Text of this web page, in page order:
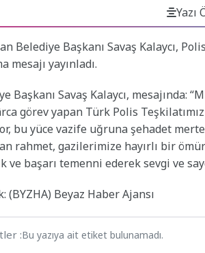
Yazı
Belediye Başkanı Savaş Kalaycı,
mesajı yayınladı.
Başkanı Savaş Kalaycı,
görev yapan Türk Polis
bu yüce vazife uğruna şehadet
rahmet, gazilerimize hayırlı bir
ve başarı temenni ederek sevgi ve
(BYZHA) Beyaz Haber Ajansı
:Bu yazıya ait etiket bulunamadı.